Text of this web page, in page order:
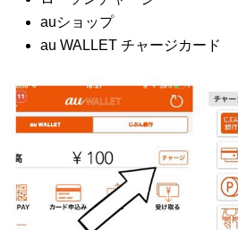
auショップ
au WALLET チャージカード